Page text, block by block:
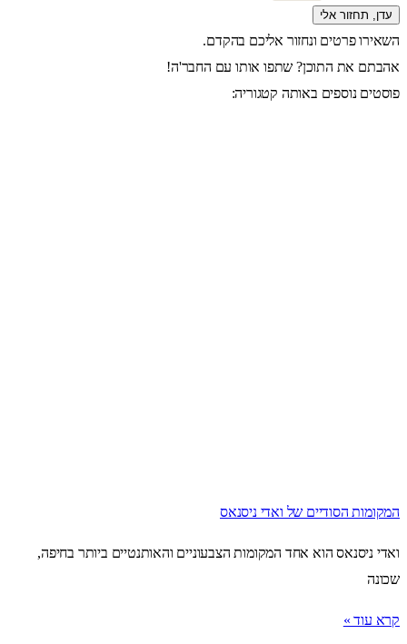
עדן, תחזור אלי
השאירו פרטים ונחזור אליכם בהקדם.
אהבתם את התוכן? שתפו אותו עם החבר'ה!
פוסטים נוספים באותה קטגוריה:
המקומות הסודיים של ואדי ניסנאס
ואדי ניסנאס הוא אחד המקומות הצבעוניים והאותנטיים ביותר בחיפה,
שכונה
קרא עוד »